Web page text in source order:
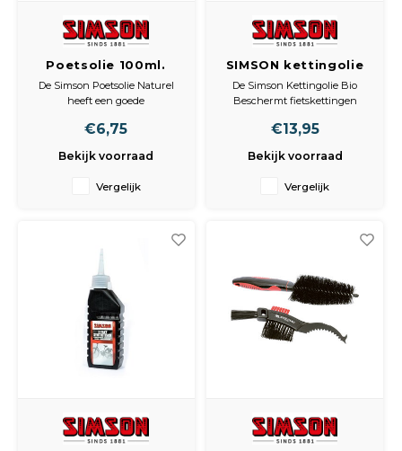
Poetsolie 100ml.
De Simson Poetsolie Naturel
heeft een goede
eigenschap. Uitstekend voor
chroom en fietsdelen zodat
Wordt geleverd in een 100ml
€6,75
Bekijk voorraad
Vergelijk
SIMSON kettingolie
bio 100ml.
De Simson Kettingolie Bio
Beschermt fietskettingen
door de werkstoffen met hoge
De Kettingolie is biologisch
in een 100ml flacon met tuitje.
€13,95
Bekijk voorraad
Vergelijk